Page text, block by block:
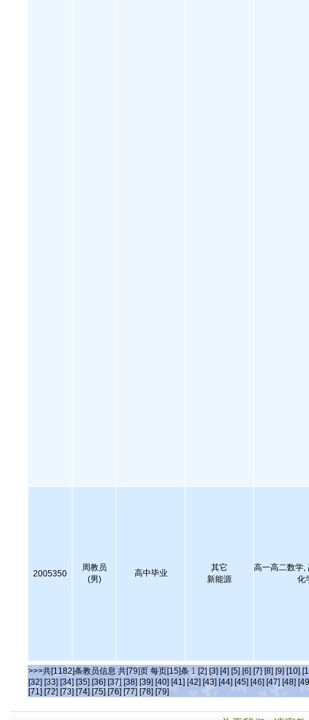
2005350
周教员
(男)
高中毕业
其它
新能源
高一高二数学,
化
>>>共[1182]条教员信息 共[79]页 每页[15]条 1 [2] [3] [4] [5] [6] [7] [8] [9] [10]
[32] [33] [34] [35] [36] [37] [38] [39] [40] [41] [42] [43] [44] [45] [46] [47] [48]
[71] [72] [73] [74] [75] [76] [77] [78] [79]